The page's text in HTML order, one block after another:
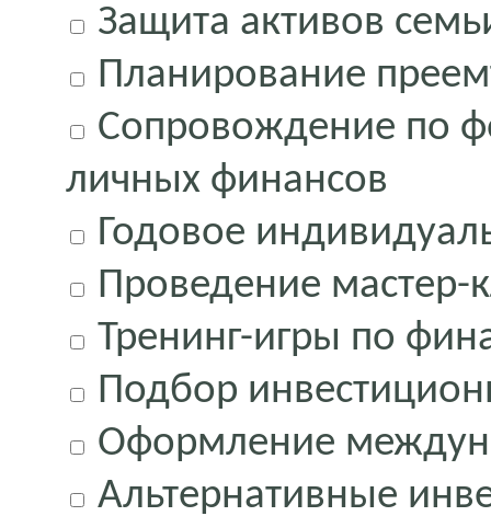
Защита активов
Планирование
Сопровождение по
личных финансов
Годовое
Проведение мастер-
Тренинг-игры по
Подбор
Оформление
Альтернативные